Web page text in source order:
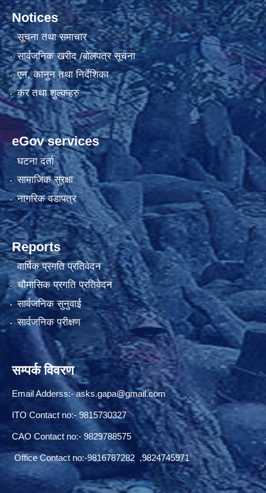
Notices
सूचना तथा समाचार
सार्वजनिक खरीद /बोलपत्र सूचना
एन, कानुन तथा निर्देशिका
कर तथा शुल्कहरु
eGov services
घटना दर्ता
सामाजिक सुरक्षा
नागरिक वडापत्र
Reports
वार्षिक प्रगति प्रतिवेदन
चौमासिक प्रगति प्रतिवेदन
सार्वजनिक सुनुवाई
सार्वजनिक परीक्षण
सम्पर्क विवरण
Email Adderss:-asks.gapa@gmail.com
ITO Contact no:- 9815730327
CAO Contact no:- 9829788575
Office Contact no:-9816787282 ,9824745971